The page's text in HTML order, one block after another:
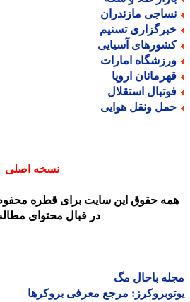
مازندران
تسنیم
آسیایی
امارات
اروپا
استقلال
ونقل هوایی
نسخه اصلی
حقوق این سایت برای قطره محفوظ
در قبال محتوای مطالب
باحال مگ
مرجع معرفی بروکرها